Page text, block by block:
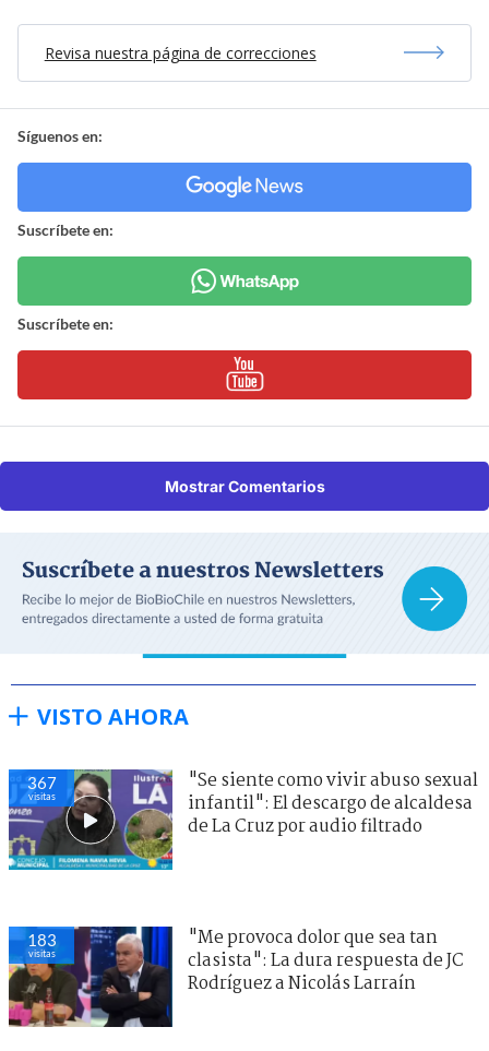
Revisa nuestra página de correcciones
Síguenos en:
Suscríbete en:
Suscríbete en:
Mostrar Comentarios
VISTO AHORA
367
visitas
"Se siente como vivir abuso sexual
infantil": El descargo de alcaldesa
de La Cruz por audio filtrado
183
visitas
"Me provoca dolor que sea tan
clasista": La dura respuesta de JC
Rodríguez a Nicolás Larraín